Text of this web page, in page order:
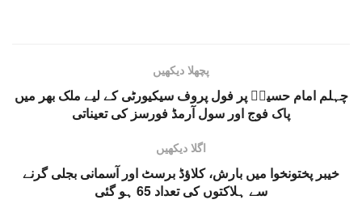
پچھلا دیکھیں
چہلم امام حسینؓ پر فول پروف سیکیورٹی کے لیے ملک بھر میں
پاک فوج اور سول آرمڈ فورسز کی تعیناتی
اگلا دیکھیں
خیبر پختونخوا میں بارش، کلاؤڈ برسٹ اور آسمانی بجلی گرنے
سے ہلاکتوں کی تعداد 65 ہو گئی